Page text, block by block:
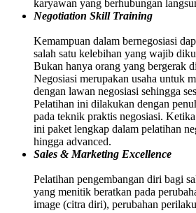
karyawan yang berhubungan
Negotiation Skill Training
Kemampuan dalam bernegosiasi
salah satu kelebihan yang wajib
Bukan hanya orang yang bergerak
Negosiasi merupakan usaha untuk
dengan lawan negosiasi sehingga
Pelatihan ini dilakukan dengan
pada teknik praktis negosiasi.
ini paket lengkap dalam pelatihan
hingga advanced.
Sales & Marketing Excellence
Pelatihan pengembangan diri bagi
yang menitik beratkan pada
image (citra diri), perubahan